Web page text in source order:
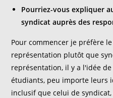
Pourriez-vous expliquer
syndicat auprès des
Pour commencer je préfère
représentation plutôt que
représentation, il y a l'idée
étudiants, peu importe leurs
inclusif que celui de